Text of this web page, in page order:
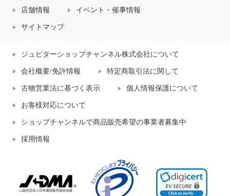
店舗情報 イベント・催事情報
サイトマップ
ジュピターショップチャンネル株式会社について
会社概要/免許情報 特定商取引法に関して
古物営業法に基づく表示 個人情報保護について
お客様対応について
ショップチャンネルで商品販売希望の事業者募集中
採用情報